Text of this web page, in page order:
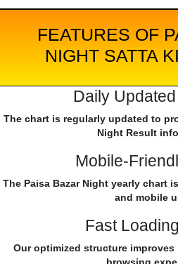
FEATURES OF
NIGHT SATTA
Daily
The chart is regularly updated to
Night Result
Mobile-
The Paisa Bazar Night yearly chart
and mobile
Fast
Our optimized structure